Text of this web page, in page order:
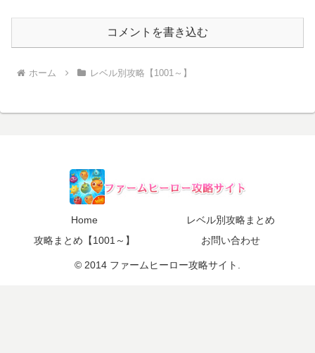
コメントを書き込む
ホーム レベル別攻略【1001～】
Home
レベル別攻略まとめ
攻略まとめ【1001～】
お問い合わせ
© 2014 ファームヒーロー攻略サイト.